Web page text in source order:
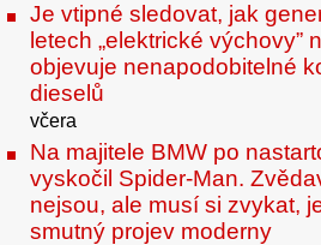
Je vtipné sledovat, jak
letech „elektrické výchovy”
objevuje nenapodobitelné
dieselů
včera
Na majitele BMW po
vyskočil Spider-Man.
nejsou, ale musí si zvykat,
smutný projev moderny